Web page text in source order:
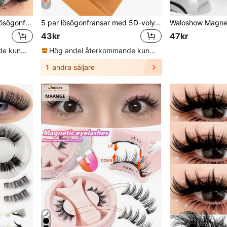
Asiteo 7 par halvstripade lösögonfransar med transparent band, cat eye-svansförlängning och delikata fuskminfransar, fluffiga och mjuka, för makeuplook, estetisk
Hög andel återkommande kunder
7
5 par lösögonfransar med 5D-volym, fluffiga ryska stora lockiga ögonfransar av minkhår
43kr
Hög andel återkommande kunder
1 andra säljare
47kr